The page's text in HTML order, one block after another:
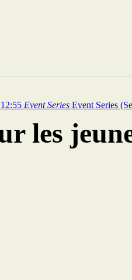
Event Series Event Series
les